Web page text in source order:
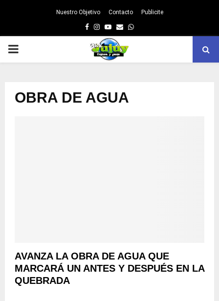
Nuestro Objetivo Contacto Publicite
Facebook
Instagram
Youtube
EmailWhatsapp
PRIMARY
OBRA DE AGUA
AVANZA LA OBRA DE AGUA QUE
MARCARÁ UN ANTES Y DESPUÉS EN LA
QUEBRADA